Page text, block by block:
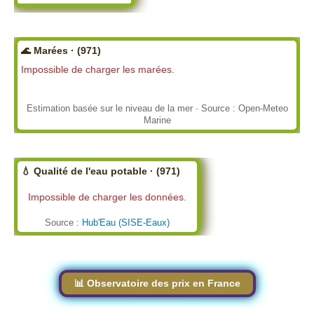
🌊 Marées · (971)
Impossible de charger les marées.
Estimation basée sur le niveau de la mer · Source : Open-Meteo
Marine
💧 Qualité de l'eau potable · (971)
Impossible de charger les données.
Source : Hub'Eau (SISE-Eaux)
📊 Observatoire des prix en France